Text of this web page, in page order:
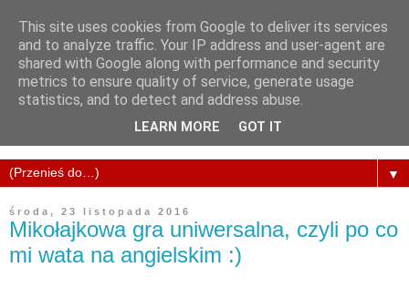
▼
środa, 23 listopada 2016
Mikołajkowa gra uniwersalna, czyli po co
mi wata na angielskim :)
This site uses cookies from Google to deliver its services
and to analyze traffic. Your IP address and user-agent are
shared with Google along with performance and security
metrics to ensure quality of service, generate usage
statistics, and to detect and address abuse.
LEARN MORE GOT IT